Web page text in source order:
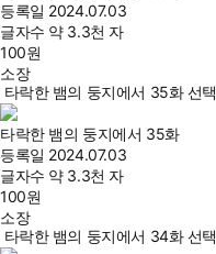
등록일 2024.07.03
글자수 약 3.3천 자
100원
소장
타락한 뱀의 둥지에서 35화 선택
타락한 뱀의 둥지에서 35화
등록일 2024.07.03
글자수 약 3.3천 자
100원
소장
타락한 뱀의 둥지에서 34화 선택